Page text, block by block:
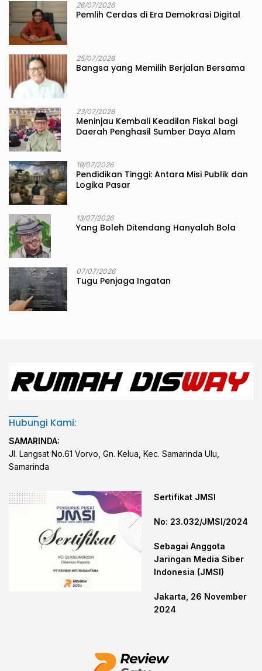
26/07/2026
Pemlih Cerdas di Era Demokrasi Digital
25/07/2026
Bangsa yang Memilih Berjalan Bersama
23/07/2026
Meninjau Kembali Keadilan Fiskal bagi
Daerah Penghasil Sumber Daya Alam
19/07/2026
Pendidikan Tinggi: Antara Misi Publik dan
Logika Pasar
13/07/2026
Yang Boleh Ditendang Hanyalah Bola
07/07/2026
Tugu Penjaga Ingatan
Hubungi Kami:
SAMARINDA:
Jl. Langsat No.61 Vorvo, Gn. Kelua, Kec. Samarinda Ulu,
Samarinda
Sertifikat JMSI
No: 23.032/JMSI/2024
Sebagai Anggota
Jaringan Media Siber
Indonesia (JMSI)
Jakarta, 26 November
2024